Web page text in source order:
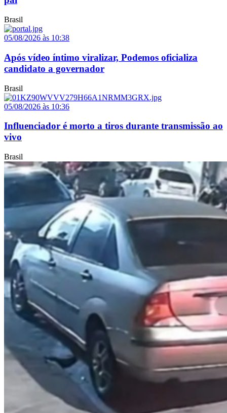
Brasil
05/08/2026 às 10:38
Após vídeo íntimo viralizar, Podemos oficializa
candidato a governador
Brasil
05/08/2026 às 10:36
Influenciador é morto a tiros durante transmissão ao
vivo
Brasil